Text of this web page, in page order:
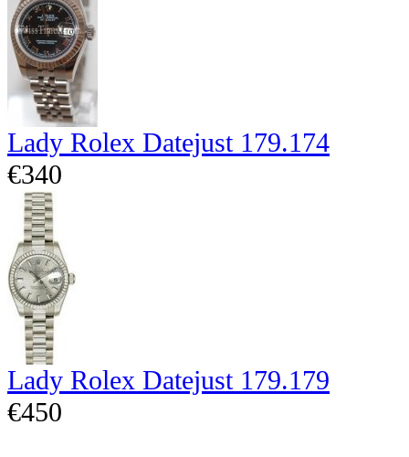
Lady Rolex Datejust 179.174
€340
Lady Rolex Datejust 179.179
€450